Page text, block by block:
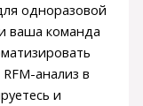
одноразовой
ваша команда
анализ в
и